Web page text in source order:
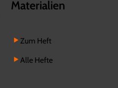
Materialien
Zum Heft
Alle Hefte